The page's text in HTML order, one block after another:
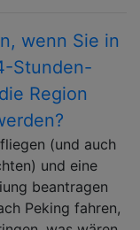
wenn Sie in
Stunden-
Region
(und auch
und eine
beantragen
Peking fahren,